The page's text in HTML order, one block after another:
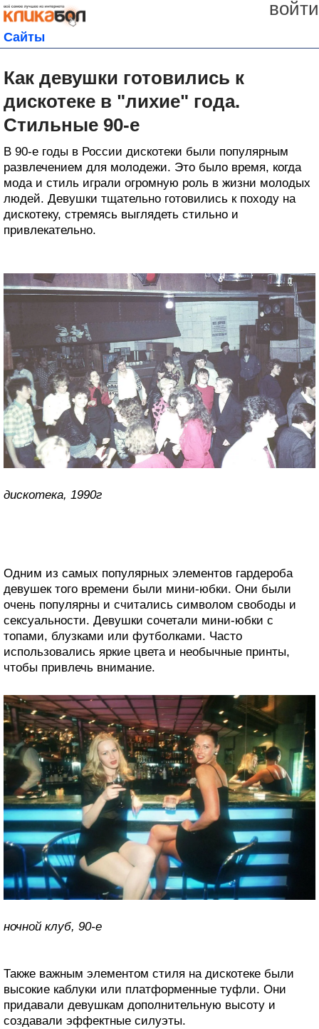
войти
Сайты
Как девушки готовились к
дискотеке в "лихие" года.
Стильные 90-е
В 90-е годы в России дискотеки были популярным
развлечением для молодежи. Это было время, когда
мода и стиль играли огромную роль в жизни молодых
людей. Девушки тщательно готовились к походу на
дискотеку, стремясь выглядеть стильно и
привлекательно.
дискотека, 1990г
Одним из самых популярных элементов гардероба
девушек того времени были мини-юбки. Они были
очень популярны и считались символом свободы и
сексуальности. Девушки сочетали мини-юбки с
топами, блузками или футболками. Часто
использовались яркие цвета и необычные принты,
чтобы привлечь внимание.
ночной клуб, 90-е
Также важным элементом стиля на дискотеке были
высокие каблуки или платформенные туфли. Они
придавали девушкам дополнительную высоту и
создавали эффектные силуэты.